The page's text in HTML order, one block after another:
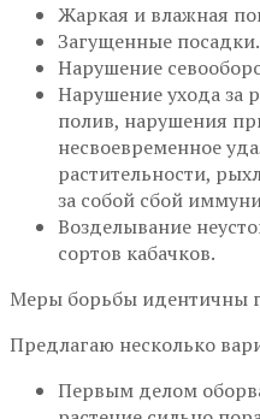
Жаркая и влажная
Загущенные посадки.
Нарушение
Нарушение ухода за
полив, нарушения
несвоевременное
растительности,
за собой сбой
Возделывание
сортов кабачков.
Меры борьбы идентичны
Предлагаю несколько
Первым делом